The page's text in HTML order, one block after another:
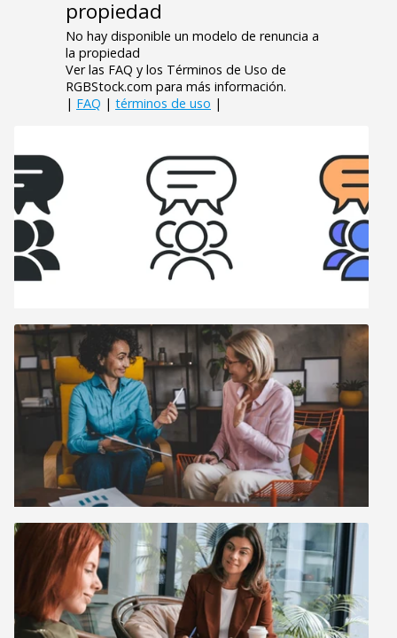
propiedad
No hay disponible un modelo de renuncia a
la propiedad
Ver las FAQ y los Términos de Uso de
RGBStock.com para más información.
| FAQ | términos de uso |